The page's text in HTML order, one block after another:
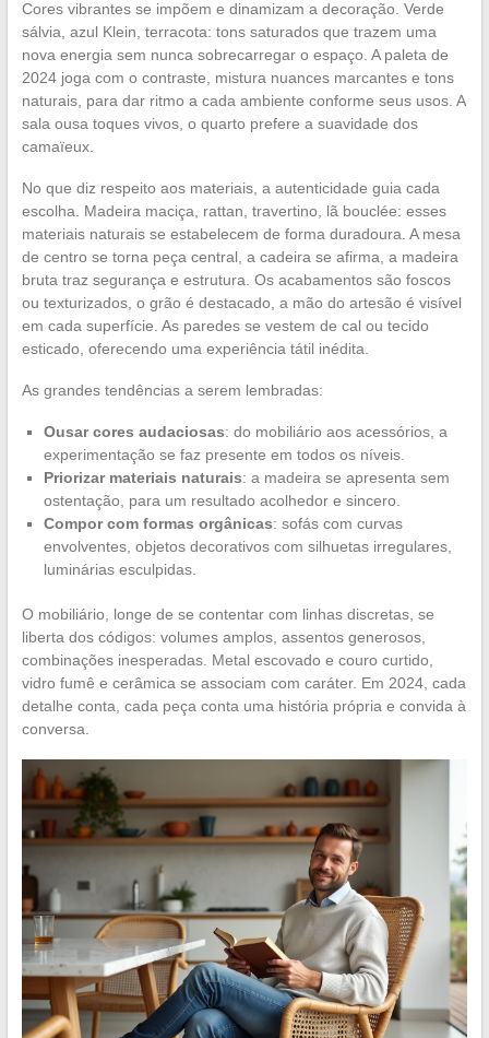
Cores vibrantes se impõem e dinamizam a decoração. Verde
sálvia, azul Klein, terracota: tons saturados que trazem uma
nova energia sem nunca sobrecarregar o espaço. A paleta de
2024 joga com o contraste, mistura nuances marcantes e tons
naturais, para dar ritmo a cada ambiente conforme seus usos. A
sala ousa toques vivos, o quarto prefere a suavidade dos
camaïeux.
No que diz respeito aos materiais, a autenticidade guia cada
escolha. Madeira maciça, rattan, travertino, lã bouclée: esses
materiais naturais se estabelecem de forma duradoura. A mesa
de centro se torna peça central, a cadeira se afirma, a madeira
bruta traz segurança e estrutura. Os acabamentos são foscos
ou texturizados, o grão é destacado, a mão do artesão é visível
em cada superfície. As paredes se vestem de cal ou tecido
esticado, oferecendo uma experiência tátil inédita.
As grandes tendências a serem lembradas:
Ousar cores audaciosas: do mobiliário aos acessórios, a
experimentação se faz presente em todos os níveis.
Priorizar materiais naturais: a madeira se apresenta sem
ostentação, para um resultado acolhedor e sincero.
Compor com formas orgânicas: sofás com curvas
envolventes, objetos decorativos com silhuetas irregulares,
luminárias esculpidas.
O mobiliário, longe de se contentar com linhas discretas, se
liberta dos códigos: volumes amplos, assentos generosos,
combinações inesperadas. Metal escovado e couro curtido,
vidro fumê e cerâmica se associam com caráter. Em 2024, cada
detalhe conta, cada peça conta uma história própria e convida à
conversa.